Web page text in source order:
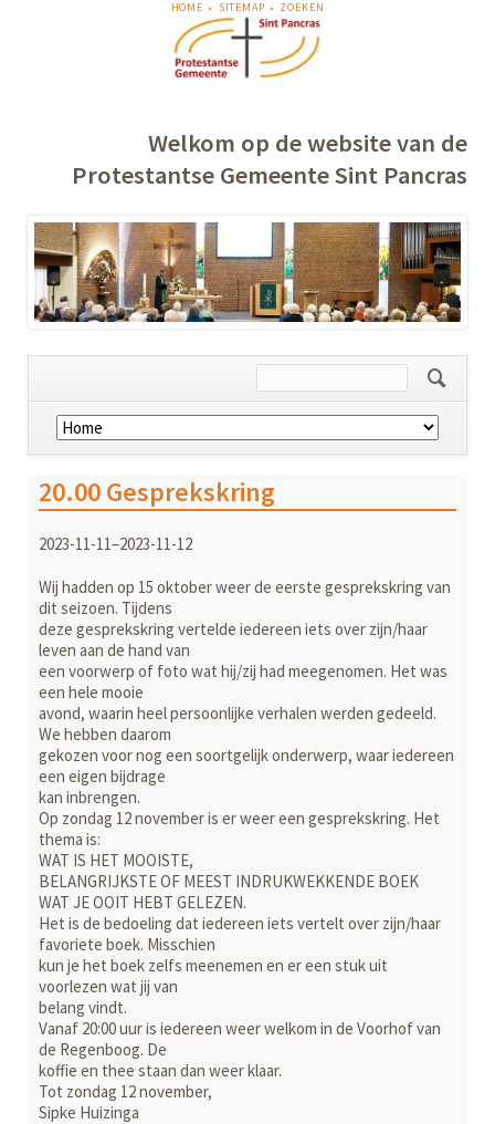
NAVIGATIE
OVERSLAAN
HOME SITEMAP ZOEKEN
Welkom op de website van de
Protestantse Gemeente Sint Pancras
Navigatie
overslaan
20.00 Gesprekskring
2023-11-11–2023-11-12
Wij hadden op 15 oktober weer de eerste gesprekskring van
dit seizoen. Tijdens
deze gesprekskring vertelde iedereen iets over zijn/haar
leven aan de hand van
een voorwerp of foto wat hij/zij had meegenomen. Het was
een hele mooie
avond, waarin heel persoonlijke verhalen werden gedeeld.
We hebben daarom
gekozen voor nog een soortgelijk onderwerp, waar iedereen
een eigen bijdrage
kan inbrengen.
Op zondag 12 november is er weer een gesprekskring. Het
thema is:
WAT IS HET MOOISTE,
BELANGRIJKSTE OF MEEST INDRUKWEKKENDE BOEK
WAT JE OOIT HEBT GELEZEN.
Het is de bedoeling dat iedereen iets vertelt over zijn/haar
favoriete boek. Misschien
kun je het boek zelfs meenemen en er een stuk uit
voorlezen wat jij van
belang vindt.
Vanaf 20:00 uur is iedereen weer welkom in de Voorhof van
de Regenboog. De
koffie en thee staan dan weer klaar.
Tot zondag 12 november,
Sipke Huizinga